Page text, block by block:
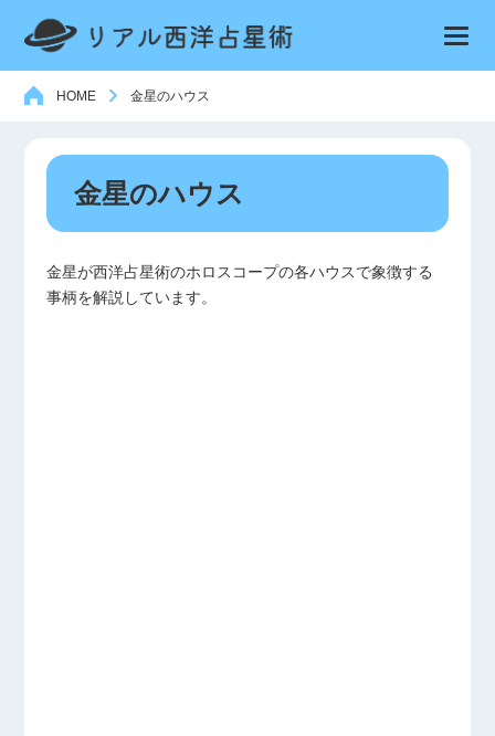
HOME 金星のハウス
金星のハウス
金星が西洋占星術のホロスコープの各ハウスで象徴する
事柄を解説しています。